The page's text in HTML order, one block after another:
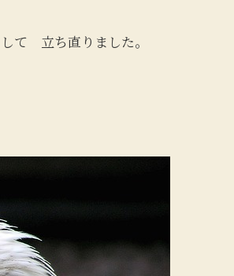
て 立ち直りました。